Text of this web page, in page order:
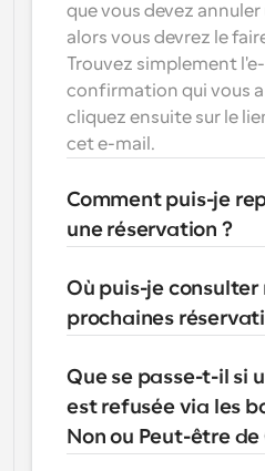
que vous devez
alors vous devrez le
Trouvez simplement
confirmation qui vous
cliquez ensuite sur le
cet e-mail.
Comment puis-je
une réservation ?
Où puis-je consulter
prochaines
Que se passe-t-il si
est refusée via les
Non ou Peut-être de